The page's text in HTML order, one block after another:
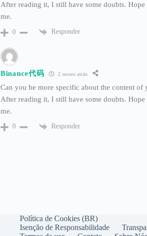
After reading it, I still have some doubts. Hope
me.
0 Responder
Binance代码 2 meses atrás
Can you be more specific about the content of
After reading it, I still have some doubts. Hope
me.
0 Responder
Política de Cookies (BR)
Isenção de Responsabilidade